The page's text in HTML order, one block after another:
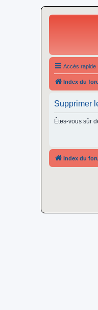
Accès rapide
Index du
Supprimer
Êtes-vous sûr
Index du